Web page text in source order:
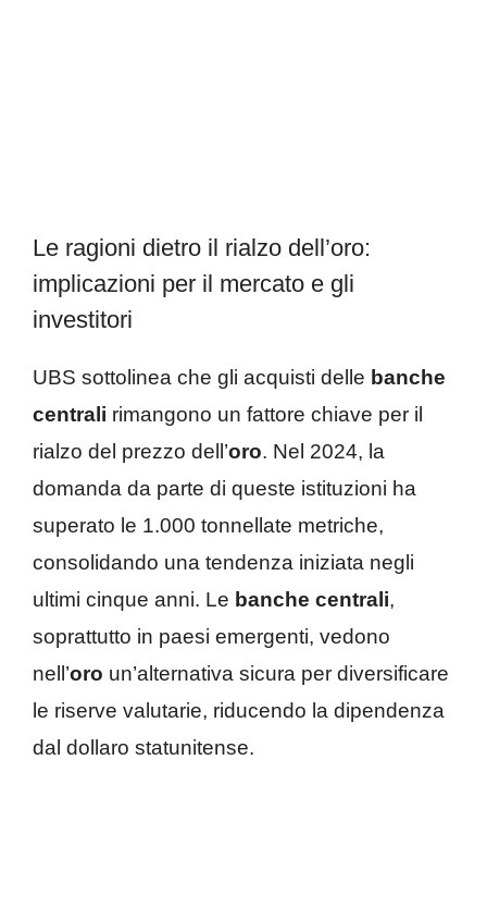
Le ragioni dietro il rialzo dell’oro:
implicazioni per il mercato e gli
investitori
UBS sottolinea che gli acquisti delle banche
centrali rimangono un fattore chiave per il
rialzo del prezzo dell’oro. Nel 2024, la
domanda da parte di queste istituzioni ha
superato le 1.000 tonnellate metriche,
consolidando una tendenza iniziata negli
ultimi cinque anni. Le banche centrali,
soprattutto in paesi emergenti, vedono
nell’oro un’alternativa sicura per diversificare
le riserve valutarie, riducendo la dipendenza
dal dollaro statunitense.